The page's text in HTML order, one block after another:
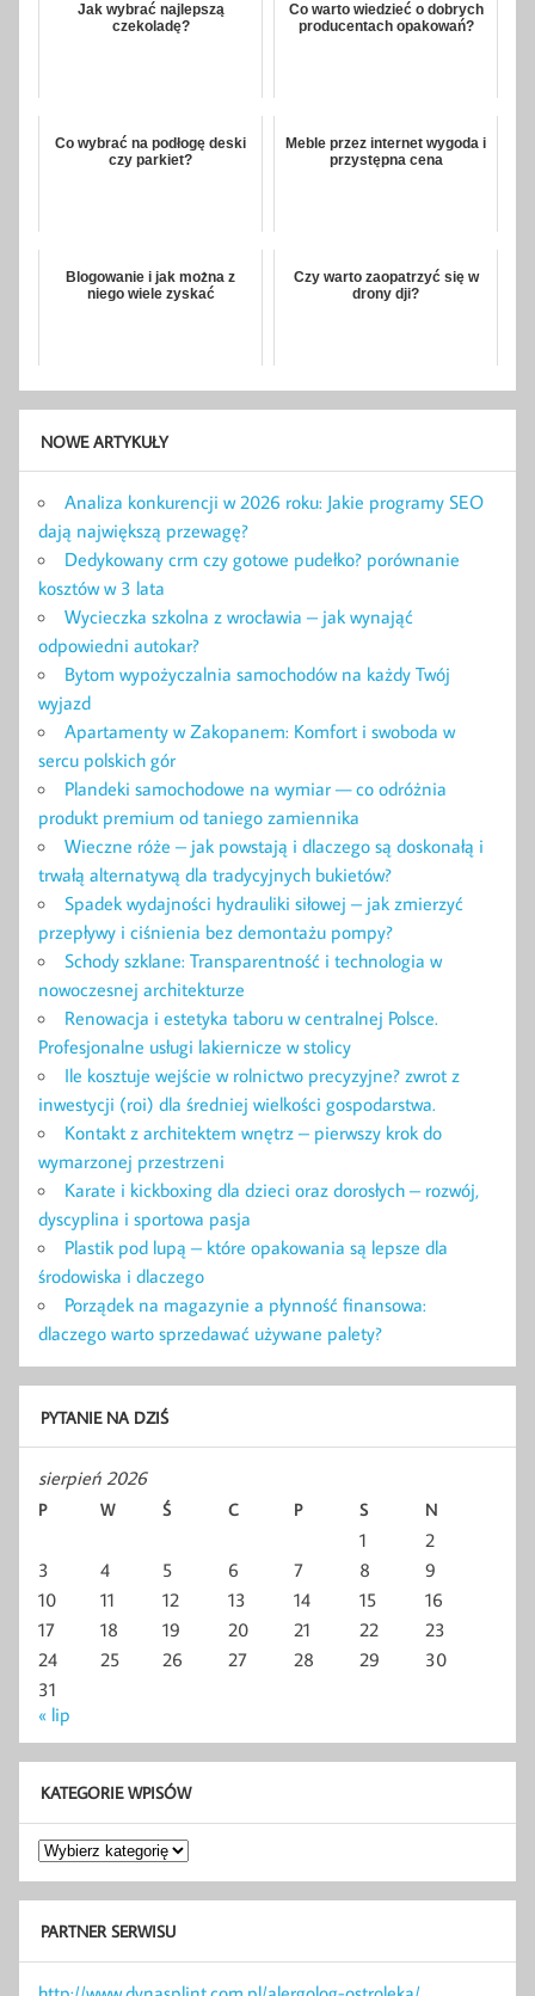
Jak wybrać najlepszą
czekoladę?
Co warto wiedzieć o dobrych
producentach opakowań?
Co wybrać na podłogę deski
czy parkiet?
Meble przez internet wygoda i
przystępna cena
Blogowanie i jak można z
niego wiele zyskać
Czy warto zaopatrzyć się w
drony dji?
NOWE ARTYKUŁY
Analiza konkurencji w 2026 roku: Jakie programy SEO
dają największą przewagę?
Dedykowany crm czy gotowe pudełko? porównanie
kosztów w 3 lata
Wycieczka szkolna z wrocławia – jak wynająć
odpowiedni autokar?
Bytom wypożyczalnia samochodów na każdy Twój
wyjazd
Apartamenty w Zakopanem: Komfort i swoboda w
sercu polskich gór
Plandeki samochodowe na wymiar — co odróżnia
produkt premium od taniego zamiennika
Wieczne róże – jak powstają i dlaczego są doskonałą i
trwałą alternatywą dla tradycyjnych bukietów?
Spadek wydajności hydrauliki siłowej – jak zmierzyć
przepływy i ciśnienia bez demontażu pompy?
Schody szklane: Transparentność i technologia w
nowoczesnej architekturze
Renowacja i estetyka taboru w centralnej Polsce.
Profesjonalne usługi lakiernicze w stolicy
Ile kosztuje wejście w rolnictwo precyzyjne? zwrot z
inwestycji (roi) dla średniej wielkości gospodarstwa.
Kontakt z architektem wnętrz – pierwszy krok do
wymarzonej przestrzeni
Karate i kickboxing dla dzieci oraz dorosłych – rozwój,
dyscyplina i sportowa pasja
Plastik pod lupą – które opakowania są lepsze dla
środowiska i dlaczego
Porządek na magazynie a płynność finansowa:
dlaczego warto sprzedawać używane palety?
PYTANIE NA DZIŚ
sierpień 2026
P W Ś C P S N
1
2
3
4 5 6 7 8
9
10
11 12 13 14 15
16
17
18 19 20 21 22
23
24
25 26 27 28 29
30
31
« lip
KATEGORIE WPISÓW
Kategorie
wpisów
PARTNER SERWISU